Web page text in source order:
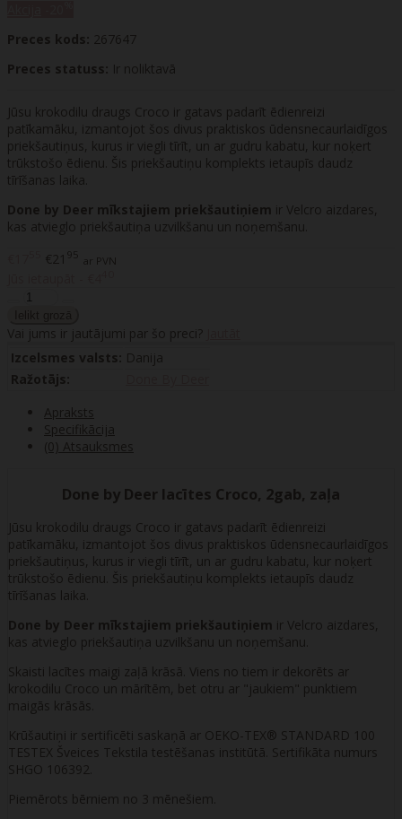
Preces kods: 267647
Preces statuss: Ir noliktavā
Jūsu krokodilu draugs Croco ir gatavs padarīt ēdienreizi
patīkamāku, izmantojot šos divus praktiskos ūdensnecaurlaidīgos
priekšautiņus, kurus ir viegli tīrīt, un ar gudru kabatu, kur noķert
trūkstošo ēdienu. Šis priekšautiņu komplekts ietaupīs daudz
tīrīšanas laika.
Done by Deer mīkstajiem priekšautiņiem ir Velcro aizdares,
kas atvieglo priekšautiņa uzvilkšanu un noņemšanu.
€21 95 ar PVN
Vai jums ir jautājumi par šo preci?
Izcelsmes valsts: Danija
Ražotājs:
Apraksts
Specifikācija
(0) Atsauksmes
Done by Deer lacītes Croco, 2gab, zaļa
Jūsu krokodilu draugs Croco ir gatavs padarīt ēdienreizi
patīkamāku, izmantojot šos divus praktiskos ūdensnecaurlaidīgos
priekšautiņus, kurus ir viegli tīrīt, un ar gudru kabatu, kur noķert
trūkstošo ēdienu. Šis priekšautiņu komplekts ietaupīs daudz
tīrīšanas laika.
Done by Deer mīkstajiem priekšautiņiem ir Velcro aizdares,
kas atvieglo priekšautiņa uzvilkšanu un noņemšanu.
Skaisti lacītes maigi zaļā krāsā. Viens no tiem ir dekorēts ar
krokodilu Croco un mārītēm, bet otru ar "jaukiem" punktiem
maigās krāsās.
Krūšautiņi ir sertificēti saskaņā ar OEKO-TEX® STANDARD 100
TESTEX Šveices Tekstila testēšanas institūtā. Sertifikāta numurs
SHGO 106392.
Piemērots bērniem no 3 mēnešiem.